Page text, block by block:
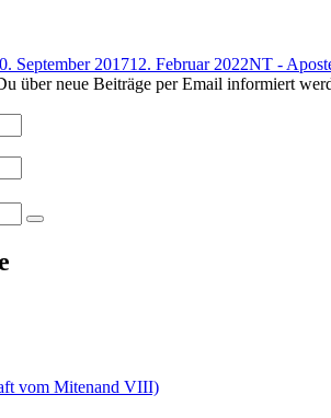
September 201712. Februar 2022NT -
über neue Beiträge per Email informiert
Suchen
vom Mitenand VIII)